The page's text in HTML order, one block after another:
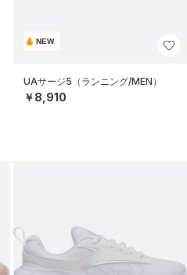
NEW
UAサージ5（ランニング/MEN）
￥8,910